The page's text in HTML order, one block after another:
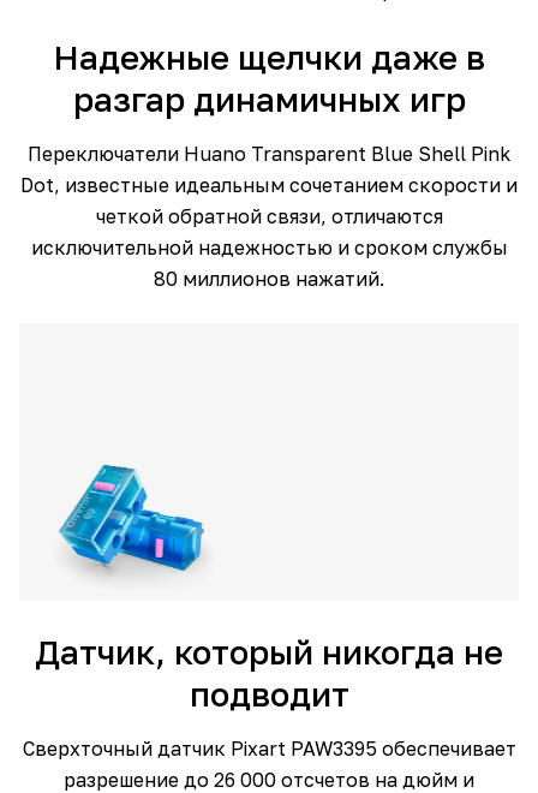
Надежные щелчки даже в
разгар динамичных игр
Переключатели Huano Transparent Blue Shell Pink
Dot, известные идеальным сочетанием скорости и
четкой обратной связи, отличаются
исключительной надежностью и сроком службы
80 миллионов нажатий.
Датчик, который никогда не
подводит
Сверхточный датчик Pixart PAW3395 обеспечивает
разрешение до 26 000 отсчетов на дюйм и